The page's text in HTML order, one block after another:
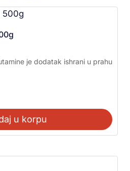
je dodatak ishrani u prahu
u korpu